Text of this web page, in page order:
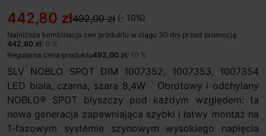
442,80 zł492,00 zł (- 10%)
Najniższa kombinacja cen produktu w ciągu 30 dni przed promocją:
442,80 zł/ 0 %
Regularna cena produktu492,00 zł/ 10 %
SLV NOBLO SPOT DIM 1007352, 1007353, 1007354
LED biała, czarna, szara 8,4W Obrotowy i odchylany
NOBLO® SPOT błyszczy pod każdym względem: ta
nowa generacja zapewniająca szybki i łatwy montaż na
1-fazowym systemie szynowym wysokiego napięcia